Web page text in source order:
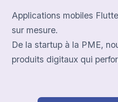
Applications mobiles
sur mesure.
De la startup à la PME,
produits digitaux qui